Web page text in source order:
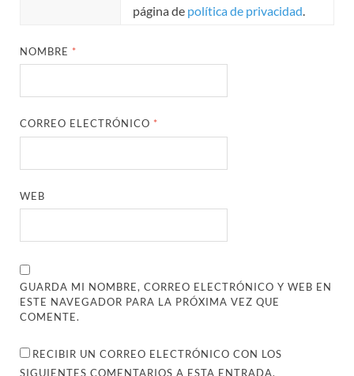
página de política de privacidad
NOMBRE *
CORREO ELECTRÓNICO *
WEB
GUARDA MI NOMBRE, CORREO ELECTRÓNICO Y WEB EN
ESTE NAVEGADOR PARA LA PRÓXIMA VEZ QUE
COMENTE.
RECIBIR UN CORREO ELECTRÓNICO CON LOS
SIGUIENTES COMENTARIOS A ESTA ENTRADA.